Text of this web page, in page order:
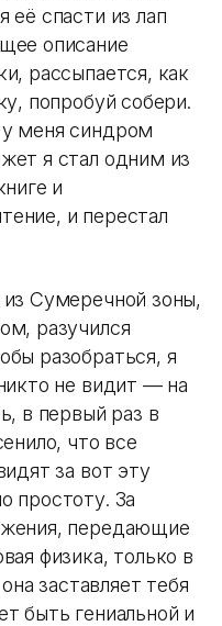
спасти из лап
описание
рассыпается, как
попробуй собери.
меня синдром
я стал одним из
и
и перестал
Сумеречной зоны,
разучился
разобраться, я
не видит — на
в первый раз в
что все
за вот эту
простоту. За
передающие
физика, только в
заставляет тебя
быть гениальной и